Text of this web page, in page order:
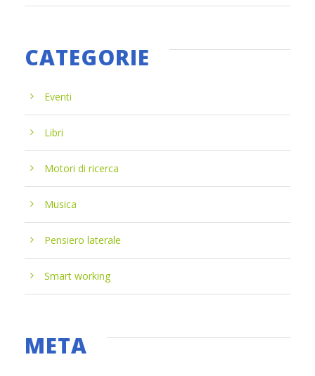
CATEGORIE
Eventi
Libri
Motori di ricerca
Musica
Pensiero laterale
Smart working
META